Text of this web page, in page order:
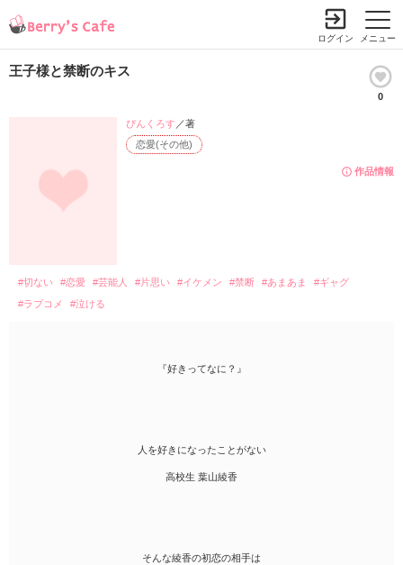
メニュー
ログイン
王子様と禁断のキス
0
作品情報
恋愛(その他)
ぴんくろす ／著
#切ない #恋愛 #芸能人 #片思い #イケメン #禁断 #あまあま
#ギャグ
#ラブコメ
#泣ける
『好きってなに？』
人を好きになったことがない
高校生 葉山綾香
そんな綾香の初恋の相手は